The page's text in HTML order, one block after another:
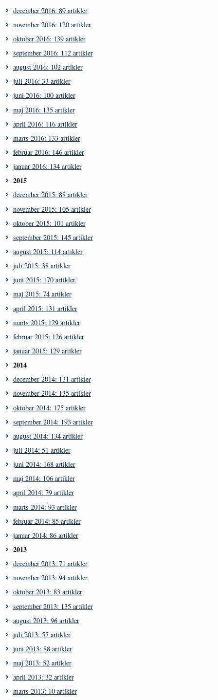
december 2016: 89 artikler
november 2016: 120 artikler
oktober 2016: 139 artikler
september 2016: 112 artikler
august 2016: 102 artikler
juli 2016: 33 artikler
juni 2016: 100 artikler
maj 2016: 135 artikler
april 2016: 116 artikler
marts 2016: 133 artikler
februar 2016: 146 artikler
januar 2016: 134 artikler
2015
december 2015: 88 artikler
november 2015: 105 artikler
oktober 2015: 101 artikler
september 2015: 145 artikler
august 2015: 114 artikler
juli 2015: 38 artikler
juni 2015: 170 artikler
maj 2015: 74 artikler
april 2015: 131 artikler
marts 2015: 129 artikler
februar 2015: 126 artikler
januar 2015: 129 artikler
2014
december 2014: 131 artikler
november 2014: 135 artikler
oktober 2014: 175 artikler
september 2014: 193 artikler
august 2014: 134 artikler
juli 2014: 51 artikler
juni 2014: 168 artikler
maj 2014: 106 artikler
april 2014: 79 artikler
marts 2014: 93 artikler
februar 2014: 85 artikler
januar 2014: 86 artikler
2013
december 2013: 71 artikler
november 2013: 94 artikler
oktober 2013: 83 artikler
september 2013: 135 artikler
august 2013: 96 artikler
juli 2013: 57 artikler
juni 2013: 88 artikler
maj 2013: 52 artikler
april 2013: 32 artikler
marts 2013: 10 artikler